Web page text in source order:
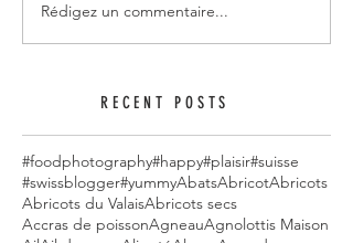
Rédigez un commentaire...
RECENT POSTS
#foodphotography#happy#plaisir#suisse
#swissblogger#yummyAbatsAbricotAbricots
Abricots du ValaisAbricots secs
Accras de poissonAgneauAgnolottis Maison